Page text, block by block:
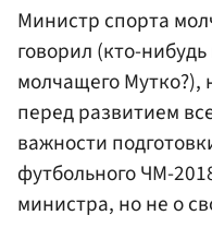
Министр спорта
говорил (кто-
молчащего Мутко?),
перед развитием
важности
футбольного ЧМ-
министра, но не о